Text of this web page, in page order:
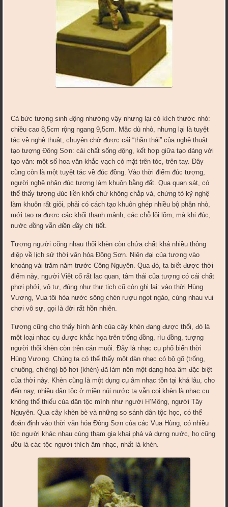
Cả bức tượng sinh động nhường vậy nhưng lại có kích thước nhỏ:
chiều cao 8,5cm rộng ngang 9,5cm. Mặc dù nhỏ, nhưng lại là tuyệt
tác về nghệ thuật, chuyên chở được cái “thần thái” của nghệ thuật
tạo tượng Đông Sơn: cái chất sống động, kết hợp giữa tạo dáng với
tạo văn: một số hoa văn khắc vạch có mặt trên tóc, trên tay. Đây
cũng còn là một tuyệt tác về đúc đồng. Vào thời điểm đúc tượng,
người nghệ nhân đúc tượng làm khuôn bằng đất. Qua quan sát, có
thể thấy tượng đúc liền khối chứ không chắp vá, chứng tỏ kỹ nghệ
làm khuôn rất giỏi, phải có cách tạo khuôn ghép nhiều bộ phận nhỏ,
mới tạo ra được các khối thanh mảnh, các chỗ lồi lõm, mà khi đúc,
nước đồng vẫn điền đầy chi tiết.
Tượng người cõng nhau thổi khèn còn chứa chất khá nhiều thông
điệp về lịch sử thời văn hóa Đông Sơn. Niên đại của tượng vào
khoảng vài trăm năm trước Công Nguyên. Qua đó, ta biết được thời
điểm này, người Việt cổ rất lạc quan, tâm thái của tượng có cái chất
phơi phới, vô tư, đúng như thư tịch cũ còn ghi lại: vào thời Hùng
Vương, Vua tôi hòa nước sông chén rượu ngọt ngào, cùng nhau vui
chơi vô sự, gọi là đời rất hồn nhiên.
Tượng cũng cho thấy hình ảnh của cây khèn đang được thổi, đó là
một loại nhạc cụ được khắc họa trên trống đồng, rìu đồng, tượng
người thổi khèn còn trên cán muôi. Đây là nhạc cụ phổ biến thời
Hùng Vương. Chúng ta có thể thấy một dàn nhạc có bộ gõ (trống,
chuông, chiêng) bộ hơi (khèn) đã làm nên một dạng hòa âm đặc biệt
của thời này. Khèn cũng là một dụng cụ âm nhạc tồn tại khá lâu, cho
đến nay, nhiều dân tộc ở miền núi nước ta vẫn coi khèn là nhạc cụ
không thể thiếu của dân tộc mình như người H’Mông, người Tây
Nguyên. Qua cây khèn bè và những so sánh dân tộc học, có thể
đoán định vào thời văn hóa Đông Sơn của các Vua Hùng, có nhiều
tộc người khác nhau cùng tham gia khai phá và dựng nước, họ cũng
đều là các tộc người thích âm nhạc, nhất là khèn.